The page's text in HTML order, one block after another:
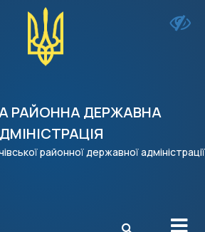
РАЙОННА ДЕРЖАВНА
районної державної адміністрації